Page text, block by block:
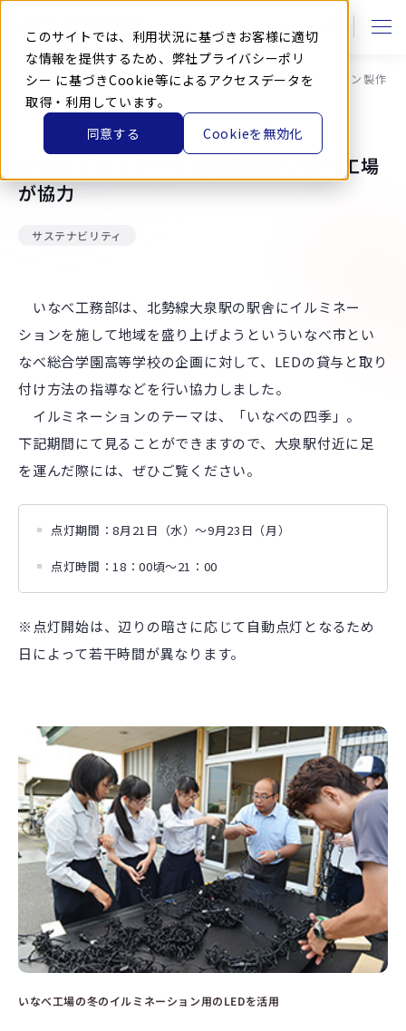
このサイトでは、利用状況に基づきお客様に適切
な情報を提供するため、弊社プライバシーポリ
シー に基づきCookie等によるアクセスデータを
取得・利用しています。
同意する
Cookieを無効化
本
HOME ニュース お知らせ 駅舎のイルミネーション製作に
駅舎のイルミネーション製作にいなべ工場
が協力
サステナビリティ
いなべ工務部は、北勢線大泉駅の駅舎にイルミネー
ションを施して地域を盛り上げようといういなべ市とい
なべ総合学園高等学校の企画に対して、LEDの貸与と取り
付け方法の指導などを行い協力しました。
イルミネーションのテーマは、「いなべの四季」。
下記期間にて見ることができますので、大泉駅付近に足
を運んだ際には、ぜひご覧ください。
点灯期間：8月21日（水）～9月23日（月）
点灯時間：18：00頃～21：00
※点灯開始は、辺りの暗さに応じて自動点灯となるため
日によって若干時間が異なります。
いなべ工場の冬のイルミネーション用のLEDを活用